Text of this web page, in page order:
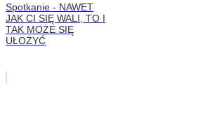
Spotkanie - NAWET
JAK CI SIĘ WALI, TO I
TAK MOŻE SIĘ
UŁOŻYĆ